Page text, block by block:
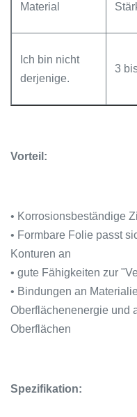
Material
Ich bin nicht
derjenige.
3
Vorteil:
• Korrosionsbeständige
• Formbare Folie passt
Konturen an
• gute Fähigkeiten zur
• Bindungen an
Oberflächenenergie und
Oberflächen
Spezifikation: